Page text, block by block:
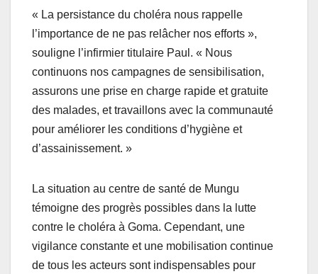
« La persistance du choléra nous rappelle
l’importance de ne pas relâcher nos efforts »,
souligne l’infirmier titulaire Paul. « Nous
continuons nos campagnes de sensibilisation,
assurons une prise en charge rapide et gratuite
des malades, et travaillons avec la communauté
pour améliorer les conditions d’hygiène et
d’assainissement. »
La situation au centre de santé de Mungu
témoigne des progrès possibles dans la lutte
contre le choléra à Goma. Cependant, une
vigilance constante et une mobilisation continue
de tous les acteurs sont indispensables pour